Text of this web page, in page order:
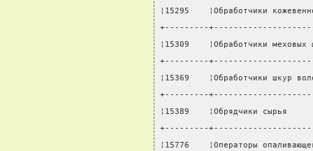
¦15295    ¦Обработчики
+---------
¦15309    ¦Обработчики
+---------
¦15369    ¦Обработчики
+---------
¦15389    ¦Обрядчики
+---------
¦15776    ¦Операторы